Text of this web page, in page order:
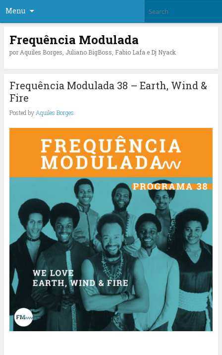
Menu
Frequência Modulada
por Aquiles Borges, Juliano BigBoss, Fabio Lafa e Dj Nyack
Frequência Modulada 38 – Earth, Wind &
Fire
Posted by Aquiles Borges